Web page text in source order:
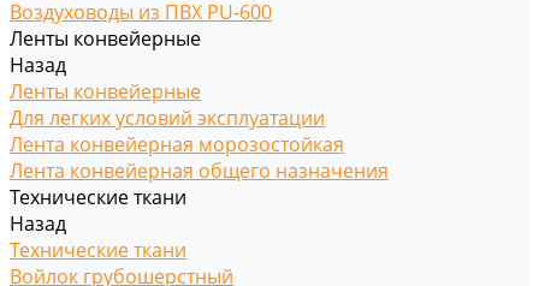
Воздуховоды из ПВХ PU-600
Ленты конвейерные
Назад
Ленты конвейерные
Для легких условий эксплуатации
Лента конвейерная морозостойкая
Лента конвейерная общего назначения
Технические ткани
Назад
Технические ткани
Войлок грубошерстный